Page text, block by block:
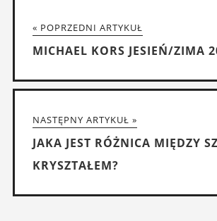
« POPRZEDNI ARTYKUŁ
MICHAEL KORS JESIEŃ/ZIMA
NASTĘPNY ARTYKUŁ »
JAKA JEST RÓŻNICA MIĘDZY
KRYSZTAŁEM?